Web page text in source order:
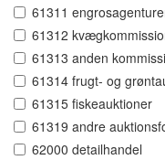
61311
61312
61313 anden
61314 frugt- og
61315 fiskeauktioner
61319 andre
62000 detailhandel